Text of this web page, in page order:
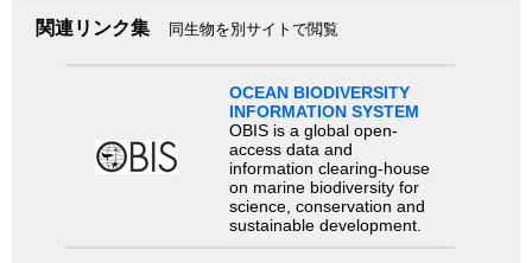
関連リンク集 同生物を別サイトで閲覧
OCEAN BIODIVERSITY
INFORMATION SYSTEM
OBIS is a global open-
access data and
information clearing-house
on marine biodiversity for
science, conservation and
sustainable development.